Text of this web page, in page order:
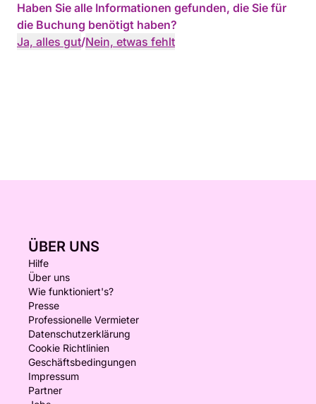
Haben Sie alle Informationen gefunden, die Sie für
die Buchung benötigt haben?
Ja, alles gut/Nein, etwas fehlt
ÜBER UNS
Hilfe
Über uns
Wie funktioniert's?
Presse
Professionelle Vermieter
Datenschutzerklärung
Cookie Richtlinien
Geschäftsbedingungen
Impressum
Partner